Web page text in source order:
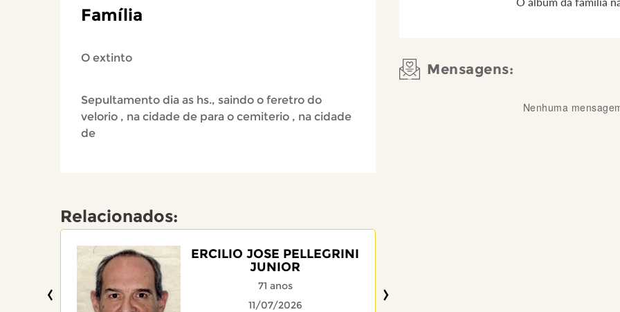
Família
O extinto
Sepultamento dia as hs., saindo o feretro do
velorio , na cidade de para o cemiterio , na cidade
de
Relacionados:
ERCILIO JOSE PELLEGRINI
JUNIOR
71 anos
11/07/2026
‹ ›
Mensagens:
Nenhuma